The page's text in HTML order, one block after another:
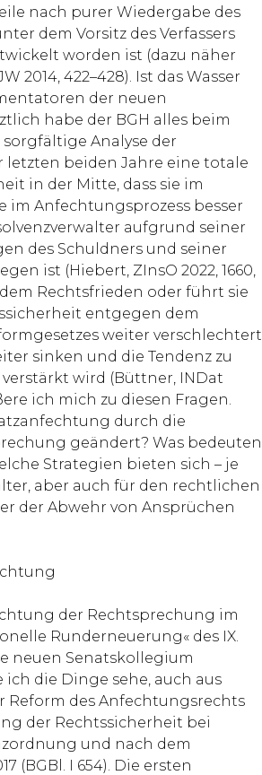
nach purer Wiedergabe des
dem Vorsitz des Verfassers
worden ist (dazu näher
2014, 422–428). Ist das Wasser
der neuen
habe der BGH alles beim
Analyse der
beiden Jahre eine totale
in der Mitte, dass sie im
im Anfechtungsprozess besser
aufgrund seiner
des Schuldners und seiner
ist (Hiebert, ZInsO 2022, 1660,
Rechtsfrieden oder führt sie
entgegen dem
weiter verschlechtert
sinken und die Tendenz zu
wird (Büttner, INDat
ich mich zu diesen Fragen.
durch die
geändert? Was bedeuten
Strate­gien bieten sich – je
aber auch für den rechtlichen
der Abwehr von Ansprüchen
der Rechtsprechung im
Runderneuerung« des IX.
neuen Senatskollegium
ich die Dinge sehe, auch aus
Reform des Anfechtungsrechts
der Rechtssicherheit bei
und nach dem
(BGBl. I 654). Die ersten